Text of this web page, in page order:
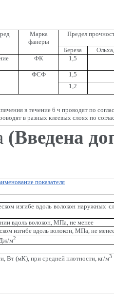
Марка
фанеры
Предел
Береза
ФК 1,5
ФСФ
1,5
1,2
в течение 6 ч проводят по
в разных клеевых слоях по
(Введена
показателя
изгибе вдоль волокон наружных
вдоль волокон, МПа, не менее
изгибе вдоль волокон, МПа, не
м2
Вт (мК), при средней плотности, кг/м3